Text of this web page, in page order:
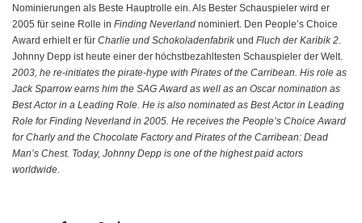
Nominierungen als Beste Hauptrolle ein. Als Bester Schauspieler wird er
2005 für seine Rolle in Finding Neverland nominiert. Den People’s Choice
Award erhielt er für Charlie und Schokoladenfabrikund Fluch der Karibik 2.
Johnny Depp ist heute einer der höchstbezahltesten Schauspieler der Welt.
2003, he re-initiates the pirate-hype with Pirates of the Carribean. His role as
Jack Sparrow earns him the SAG Award as well as an Oscar nomination as
Best Actor in a Leading Role. He is also nominated as Best Actor in Leading
Role for Finding Neverland in 2005. He receives the People’s Choice Award
for Charly and the Chocolate Factory and Pirates of the Carribean: Dead
Man’s Chest. Today, Johnny Depp is one of the highest paid actors
worldwide.